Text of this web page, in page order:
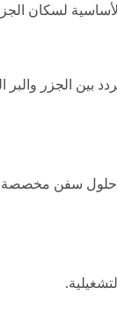
لسكان
بين الجزر والبر
فا حلول سفن